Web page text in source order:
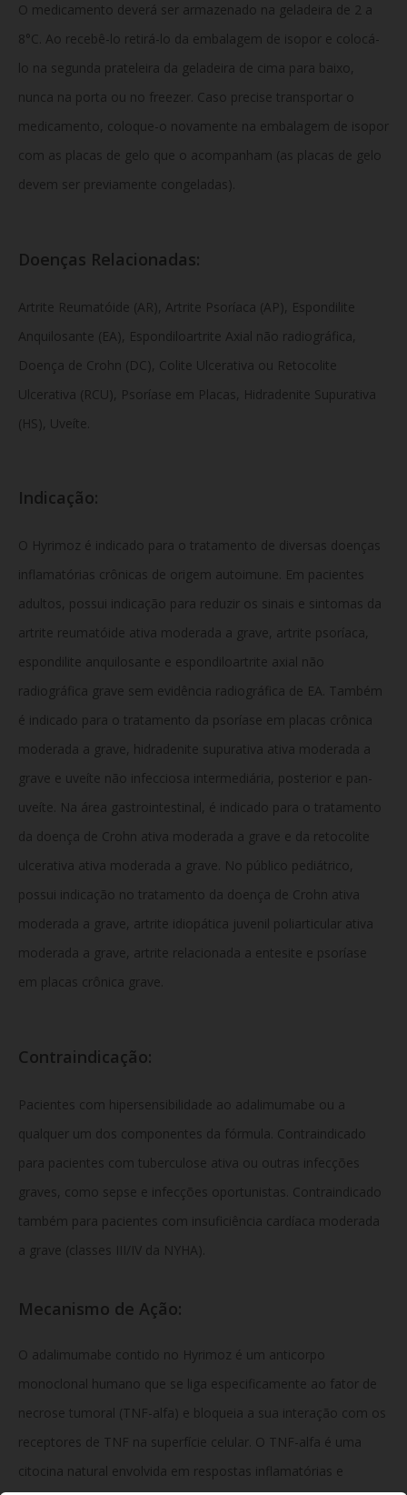
O medicamento deverá ser armazenado na geladeira de 2 a
8°C. Ao recebê-lo retirá-lo da embalagem de isopor e colocá-
lo na segunda prateleira da geladeira de cima para baixo,
nunca na porta ou no freezer. Caso precise transportar o
medicamento, coloque-o novamente na embalagem de isopor
com as placas de gelo que o acompanham (as placas de gelo
devem ser previamente congeladas).
Doenças Relacionadas:
Artrite Reumatóide (AR), Artrite Psoríaca (AP), Espondilite
Anquilosante (EA), Espondiloartrite Axial não radiográfica,
Doença de Crohn (DC), Colite Ulcerativa ou Retocolite
Ulcerativa (RCU), Psoríase em Placas, Hidradenite Supurativa
(HS), Uveíte.
Indicação:
O Hyrimoz é indicado para o tratamento de diversas doenças
inflamatórias crônicas de origem autoimune. Em pacientes
adultos, possui indicação para reduzir os sinais e sintomas da
artrite reumatóide ativa moderada a grave, artrite psoríaca,
espondilite anquilosante e espondiloartrite axial não
radiográfica grave sem evidência radiográfica de EA. Também
é indicado para o tratamento da psoríase em placas crônica
moderada a grave, hidradenite supurativa ativa moderada a
grave e uveíte não infecciosa intermediária, posterior e pan-
uveíte. Na área gastrointestinal, é indicado para o tratamento
da doença de Crohn ativa moderada a grave e da retocolite
ulcerativa ativa moderada a grave. No público pediátrico,
possui indicação no tratamento da doença de Crohn ativa
moderada a grave, artrite idiopática juvenil poliarticular ativa
moderada a grave, artrite relacionada a entesite e psoríase
em placas crônica grave.
Contraindicação:
Pacientes com hipersensibilidade ao adalimumabe ou a
qualquer um dos componentes da fórmula. Contraindicado
para pacientes com tuberculose ativa ou outras infecções
graves, como sepse e infecções oportunistas. Contraindicado
também para pacientes com insuficiência cardíaca moderada
a grave (classes III/IV da NYHA).
Mecanismo de Ação:
O adalimumabe contido no Hyrimoz é um anticorpo
monoclonal humano que se liga especificamente ao fator de
necrose tumoral (TNF-alfa) e bloqueia a sua interação com os
receptores de TNF na superfície celular. O TNF-alfa é uma
citocina natural envolvida em respostas inflamatórias e